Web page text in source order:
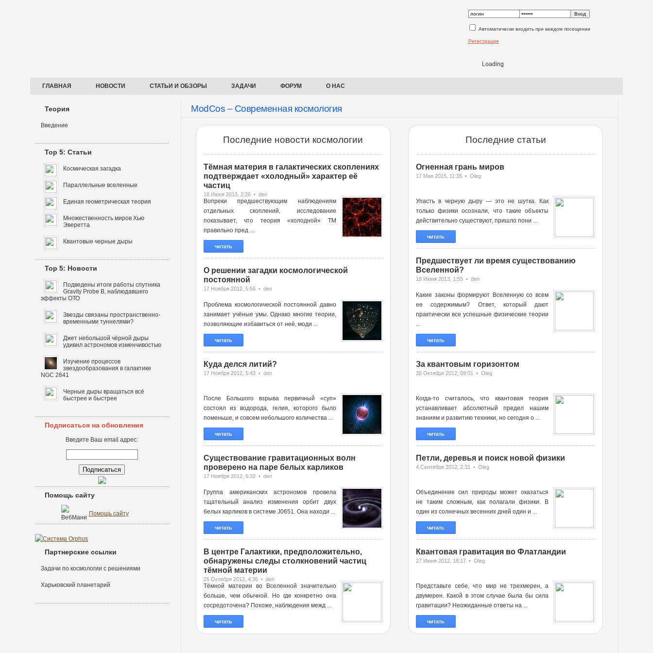
Автоматически входить при каждом посещении
Регистрация
Loading
ГЛАВНАЯ НОВОСТИ СТАТЬИ И ОБЗОРЫ ЗАДАЧИ ФОРУМ О НАС
ModCos – Современная космология
Последние новости космологии
Тёмная материя в галактических скоплениях
подтверждает «холодный» характер её
частиц
18 Июня 2013, 2:26 • den
Вопреки предшествующим наблюдениям
отдельных скоплений, исследование
показывает, что теория «холодной» ТМ
правильно пред ...
читать
О решении загадки космологической
постоянной
17 Ноября 2012, 5:56 • den
Проблема космологической постоянной давно
занимает учёные умы. Однако многие теории,
позволяющие избавиться от неё, моди ...
читать
Куда делся литий?
17 Ноября 2012, 5:43 • den
После Большого взрыва первичный «суп»
состоял из водорода, гелия, которого было
поменьше, и совсем небольшого количества ...
читать
Существование гравитационных волн
проверено на паре белых карликов
17 Ноября 2012, 5:32 • den
Группа американских астрономов провела
тщательный анализ изменения орбит двух
белых карликов в системе J0651. Она находи ...
читать
В центре Галактики, предположительно,
обнаружены следы столкновений частиц
тёмной материи
25 Октября 2012, 4:36 • den
Тёмной материи во Вселенной значительно
больше, чем обычной. Но где конкретно она
сосредоточена? Похоже, наблюдения межд ...
читать
Последние статьи
Огненная грань миров
17 Мая 2015, 11:35 • Oleg
Упасть в черную дыру — это не шутка. Как
только физики осознали, что такие объекты
действительно существуют, пришло пони ...
читать
Предшествует ли время существованию
Вселенной?
18 Июня 2013, 1:55 • den
Какие законы формируют Вселенную со всем
ее содержимым? Ответ, который дают
практически все успешные физические теории
...
читать
За квантовым горизонтом
28 Октября 2012, 09:01 • Oleg
Когда-то считалось, что квантовая теория
устанавливает абсолютный предел нашим
знаниям и развитию техники, но сегодня о ...
читать
Петли, деревья и поиск новой физики
4 Сентября 2012, 2:31 • Oleg
Объединение сил природы может оказаться
не таким сложным, как полагали физики. В
один из солнечных весенних дней один и ...
читать
Квантовая гравитация во Флатландии
27 Июня 2012, 18:17 • Oleg
Представьте себе, что мир не трехмерен, а
двумерен. Какой в этом случае была бы сила
гравитации? Неожиданные ответы на ...
читать
Теория
Введение
Top 5: Статьи
Космическая загадка
Параллельные вселенные
Единая геометрическая теория
Множественность миров Хью
Эверетта
Квантовые черные дыры
Top 5: Новости
Подведены итоги работы спутника
Gravity Probe B, наблюдавшего
эффекты ОТО
Звезды связаны пространственно-
временными туннелями?
Джет небольшой чёрной дыры
удивил астрономов изменчивостью
Изучение процессов
звездообразования в галактике
NGC 2841
Черные дыры вращаться всё
быстрее и быстрее
Подписаться на обновления
Введите Ваш email адрес:
Помощь сайту
Помощь сайту
Партнерские ссылки
Задачи по космологии с решениями
Харьковский планетарий